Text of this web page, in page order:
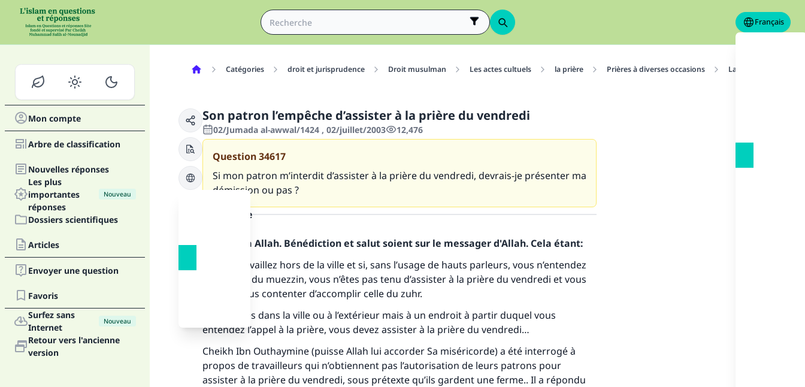
Français
Mon compte
Arbre de classification
Nouvelles réponses
Les plus
importantes
réponses
Nouveau
Dossiers scientifiques
Articles
Envoyer une question
Favoris
Surfez sans
Internet
Nouveau
Retour vers l'ancienne
version
Catégories droit et jurisprudence Droit musulman Les actes cultuels la prière Prières à diverses occasions La prière
Son patron l’empêche d’assister à la prière du vendredi
02/Jumada al-awwal/1424 , 02/juillet/2003 12,476
Question34617
Si mon patron m’interdit d’assister à la prière du vendredi, devrais-je présenter ma
démission ou pas ?
la réponse
Louange à Allah. Bénédiction et salut soient sur le messager d'Allah. Cela étant:
Si vous travaillez hors de la ville et si, sans l’usage de hauts parleurs, vous n’entendez
pas la voix du muezzin, vous n’êtes pas tenu d’assister à la prière du vendredi et vous
pouvez vous contenter d’accomplir celle du zuhr.
Si vous êtes dans la ville ou à l’extérieur mais à un endroit à partir duquel vous
entendez l’appel à la prière, vous devez assister à la prière du vendredi…
Cheikh Ibn Outhaymine (puisse Allah lui accorder Sa miséricorde) a été interrogé à
propos de travailleurs qui n’obtiennent pas l’autorisation de leurs patrons pour
assister à la prière du vendredi, sous prétexte qu’ils gardent une ferme.. Il a répondu